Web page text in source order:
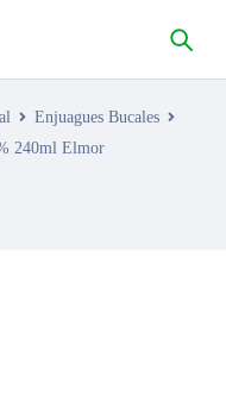
Enjuagues Bucales
240ml Elmor